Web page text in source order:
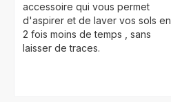
accessoire qui vous permet
d'aspirer et de laver vos sols en
2 fois moins de temps , sans
laisser de traces.